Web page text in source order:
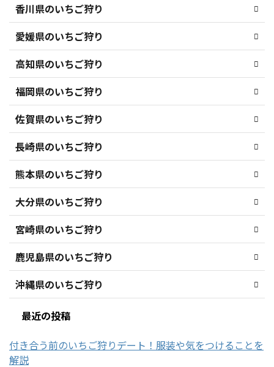
香川県のいちご狩り
愛媛県のいちご狩り
高知県のいちご狩り
福岡県のいちご狩り
佐賀県のいちご狩り
長崎県のいちご狩り
熊本県のいちご狩り
大分県のいちご狩り
宮崎県のいちご狩り
鹿児島県のいちご狩り
沖縄県のいちご狩り
最近の投稿
付き合う前のいちご狩りデート！服装や気をつけることを
解説